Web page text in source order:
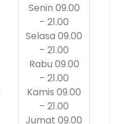
Senin 09.00
– 21.00
Selasa 09.00
– 21.00
Rabu 09.00
– 21.00
Kamis 09.00
– 21.00
Jumat 09.00